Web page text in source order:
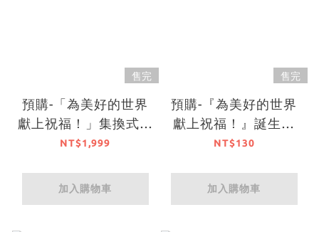
售完
預購-「為美好的世界
獻上祝福！」集換式壓
克力鑰匙圈 動畫播放
販售【日本進口精品】
NT$1,999
加入購物車
售完
預購-『為美好的世界
獻上祝福！』誕生祭
2026 集換式徽章 達克
售 隨機出貨【日本進
NT$130
加入購物車